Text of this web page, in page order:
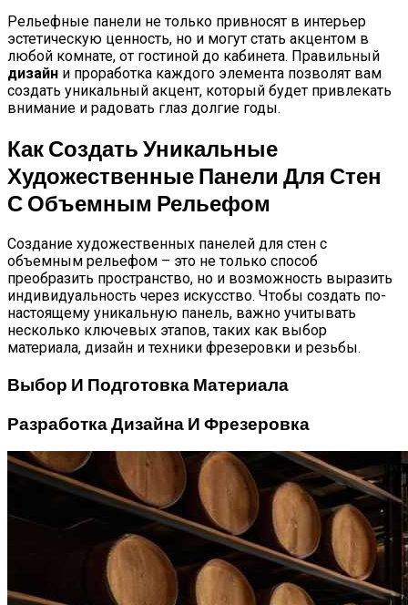
Рельефные панели не только привносят в интерьер
эстетическую ценность, но и могут стать акцентом в
любой комнате, от гостиной до кабинета. Правильный
дизайн и проработка каждого элемента позволят вам
создать уникальный акцент, который будет привлекать
внимание и радовать глаз долгие годы.
Как Создать Уникальные
Художественные Панели Для Стен
С Объемным Рельефом
Создание художественных панелей для стен с
объемным рельефом – это не только способ
преобразить пространство, но и возможность выразить
индивидуальность через искусство. Чтобы создать по-
настоящему уникальную панель, важно учитывать
несколько ключевых этапов, таких как выбор
материала, дизайн и техники фрезеровки и резьбы.
Выбор И Подготовка Материала
Разработка Дизайна И Фрезеровка